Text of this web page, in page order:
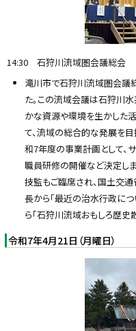
14:30 石狩川流域圏会議総会
滝川市で石狩川流域圏会議
た。この流域会議は石狩川
かな資源や環境を生かした
て、流域の総合的な発展を目
和7年度の事業計画として、
職員研修の開催など決定し
技監もご臨席され、国土交
長から「最近の治水行政につ
ら「石狩川流域おもしろ歴史
令和7年4月21日（月曜日）